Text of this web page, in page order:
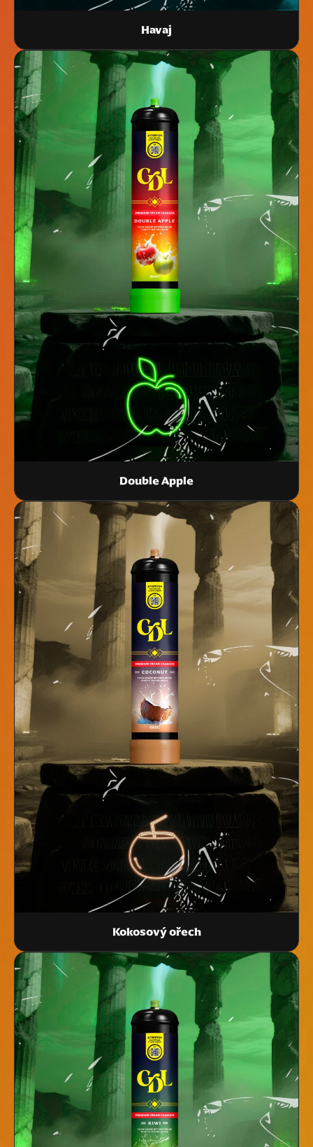
Havaj
Double Apple
Kokosový ořech